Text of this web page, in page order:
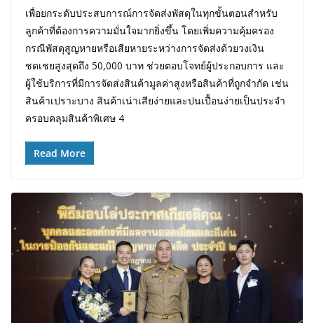
เพื่อยกระดับประสบการณ์การจัดส่งพัสดุในทุกขั้นตอนสำหรับ
ลูกค้าที่ต้องการความมั่นใจมากยิ่งขึ้น โดยเพิ่มความคุ้มครอง
กรณีพัสดุสูญหายหรือเสียหายระหว่างการจัดส่งด้วยวงเงิน
ชดเชยสูงสุดถึง 50,000 บาท ช่วยตอบโจทย์ผู้ประกอบการ และ
ผู้ใช้บริการที่มีการจัดส่งสินค้ามูลค่าสูงหรือสินค้าที่ถูกจำกัด เช่น
สินค้าเปราะบาง สินค้าเน่าเสียง่ายและปนเปื้อนง่ายเป็นประจำ
ครอบคลุมสินค้าพิเศษ 4
Read More